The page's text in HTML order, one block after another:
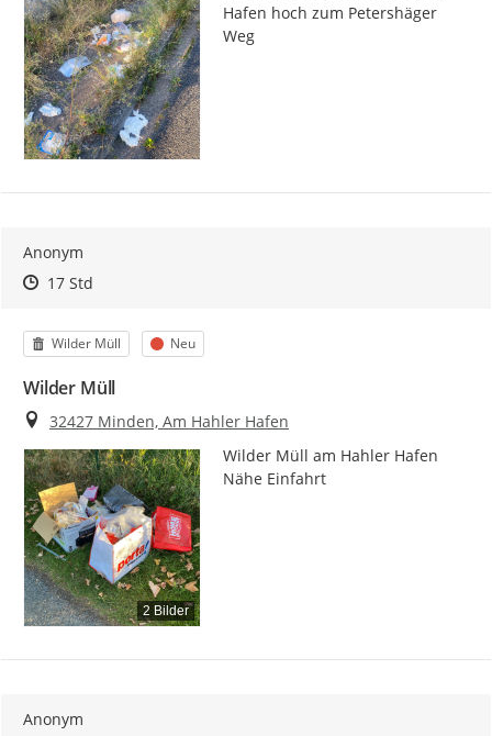
Hafen hoch zum Petershäger
Weg
Anonym
Zeitpunkt des Erstellens
Zeitpunkt des Erstellens
17 StdZur Äußerung
Kategorie
Wilder Müll Status
Neu
Wilder Müll
Ort
32427 Minden, Am Hahler Hafen
2 Bilder
Wilder Müll am Hahler Hafen
Nähe Einfahrt
Anonym